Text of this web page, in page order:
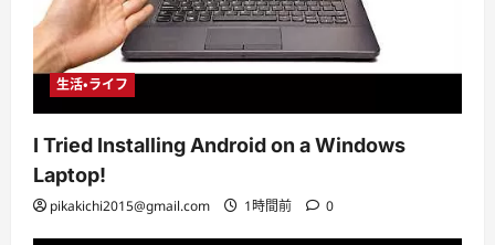
生活・ライフ
I Tried Installing Android on a Windows
Laptop!
pikakichi2015@gmail.com 1時間前 0